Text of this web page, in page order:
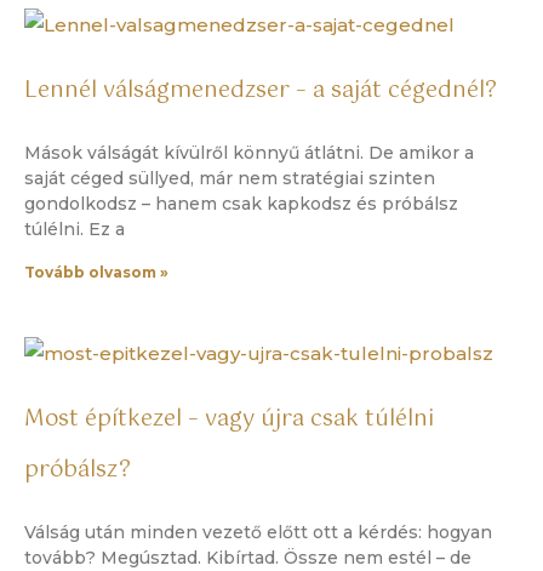
Lennél válságmenedzser – a saját cégednél?
Mások válságát kívülről könnyű átlátni. De amikor a
saját céged süllyed, már nem stratégiai szinten
gondolkodsz – hanem csak kapkodsz és próbálsz
túlélni. Ez a
Tovább olvasom »
Most építkezel – vagy újra csak túlélni
próbálsz?
Válság után minden vezető előtt ott a kérdés: hogyan
tovább? Megúsztad. Kibírtad. Össze nem estél – de